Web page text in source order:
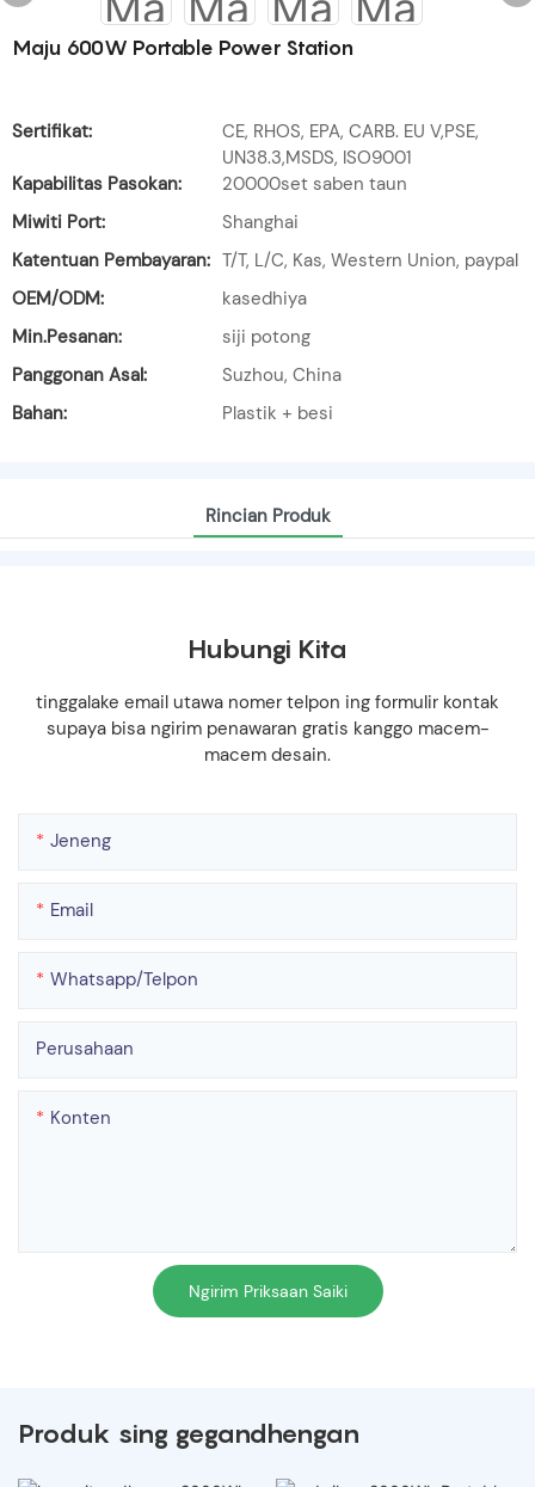
Maju 600W Portable Power Station
Sertifikat:
CE, RHOS, EPA, CARB. EU V,PSE,
UN38.3,MSDS, ISO9001
Kapabilitas Pasokan:
20000set saben taun
Miwiti Port:
Shanghai
Katentuan Pembayaran: T/T, L/C, Kas, Western Union, paypal
OEM/ODM:
kasedhiya
Min.Pesanan:
siji potong
Panggonan Asal:
Suzhou, China
Bahan:
Plastik + besi
Rincian Produk
Hubungi Kita
tinggalake email utawa nomer telpon ing formulir kontak
supaya bisa ngirim penawaran gratis kanggo macem-
macem desain.
Jeneng
Email
Whatsapp/telpon
Perusahaan
Konten
Ngirim Priksaan Saiki
Produk sing gegandhengan